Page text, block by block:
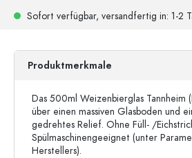
Sofort verfügbar, versandfertig in: 1-2
Produktmerkmale
Das 500ml Weizenbierglas Tannheim
über einen massiven Glasboden und
gedrehtes Relief. Ohne Füll- /
Spülmaschinengeeignet (unter
Herstellers).